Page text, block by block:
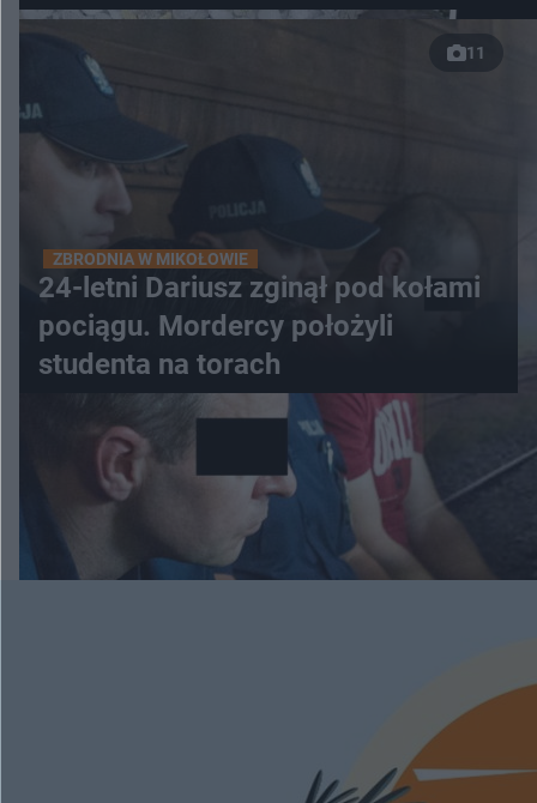
11
ZBRODNIA W MIKOŁOWIE
24-letni Dariusz zginął pod kołami
pociągu. Mordercy położyli
studenta na torach
ESKAPADY